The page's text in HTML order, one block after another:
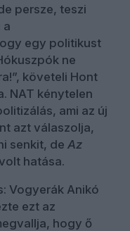
persze, teszi
a
egy politikust
ne
követeli Hont
NAT kénytelen
ami az új
azt válaszolja,
senkit, de Az
hatása.
Vogyerák Anikó
ezt az
hogy ő